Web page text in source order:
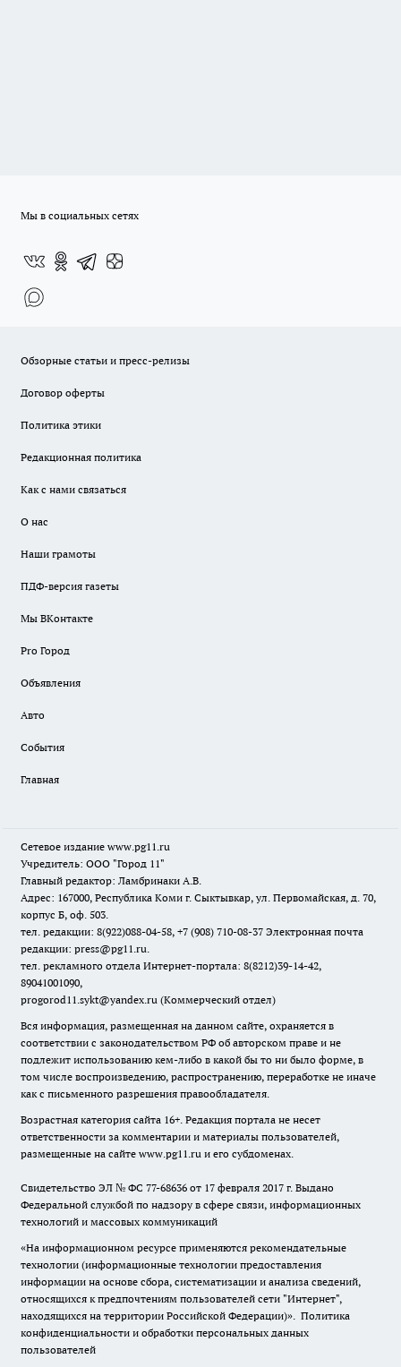
Мы в социальных сетях
Обзорные статьи и пресс-релизы
Договор оферты
Политика этики
Редакционная политика
Как с нами связаться
О нас
Наши грамоты
ПДФ-версия газеты
Мы ВКонтакте
Pro Город
Объявления
Авто
События
Главная
Сетевое издание www.pg11.ru
Учредитель: ООО "Город 11"
Главный редактор: Ламбринаки А.В.
Адрес: 167000, Республика Коми г. Сыктывкар, ул. Первомайская, д. 70,
корпус Б, оф. 503.
тел. редакции: 8(922)088-04-58, +7 (908) 710-08-37 Электронная почта
редакции: press@pg11.ru.
тел. рекламного отдела Интернет-портала: 8(8212)39-14-42,
89041001090,
progorod11.sykt@yandex.ru (Коммерческий отдел)
Вся информация, размещенная на данном сайте, охраняется в
соответствии с законодательством РФ об авторском праве и не
подлежит использованию кем-либо в какой бы то ни было форме, в
том числе воспроизведению, распространению, переработке не иначе
как с письменного разрешения правообладателя.
Возрастная категория сайта 16+. Редакция портала не несет
ответственности за комментарии и материалы пользователей,
размещенные на сайте www.pg11.ru и его субдоменах.
Свидетельство ЭЛ № ФС 77-68636 от 17 февраля 2017 г. Выдано
Федеральной службой по надзору в сфере связи, информационных
технологий и массовых коммуникаций
«На информационном ресурсе применяются рекомендательные
технологии (информационные технологии предоставления
информации на основе сбора, систематизации и анализа сведений,
относящихся к предпочтениям пользователей сети "Интернет",
находящихся на территории Российской Федерации)». Политика
конфиденциальности и обработки персональных данных
пользователей